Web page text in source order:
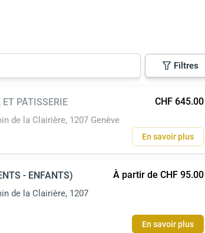
Filtres
PÂTISSERIE
de la Clairière, 1207 Genève
CHF 645.00
En savoir plus
- ENFANTS)
de la Clairière, 1207
À partir de CHF 95.00
En savoir plus